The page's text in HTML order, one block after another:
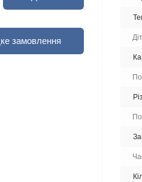
замовлення